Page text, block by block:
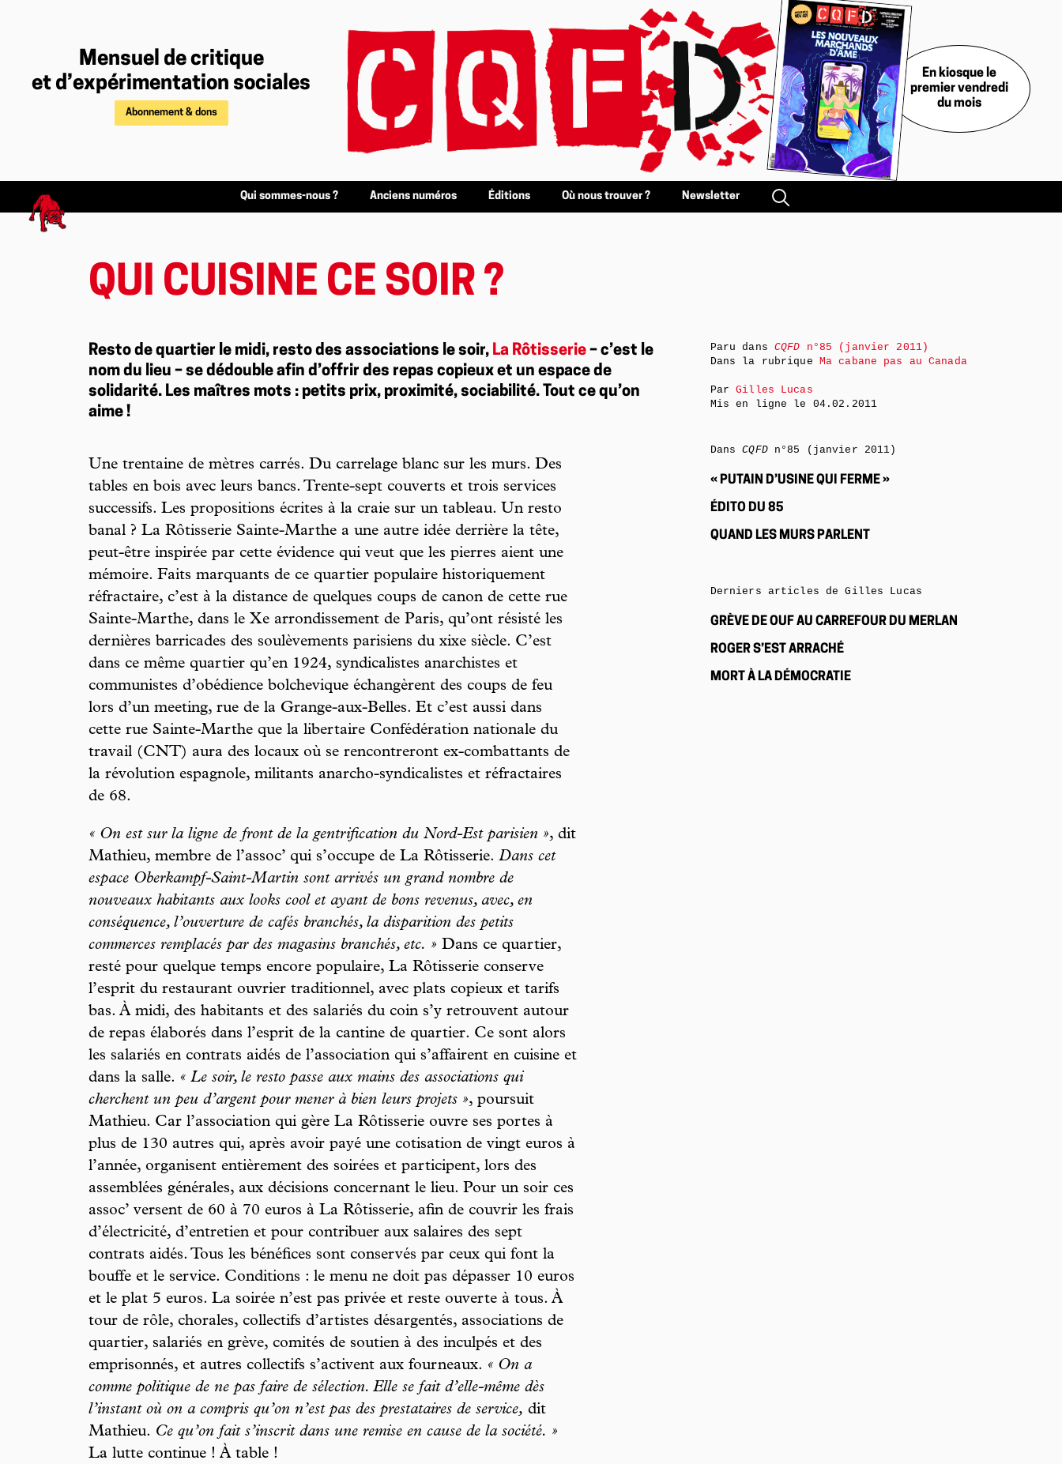
Mensuel de critique
et d’expérimentation sociales
Abonnement & dons
En kiosque le
premier vendredi
du mois
Qui sommes-nous ? Anciens numéros Éditions Où nous trouver ? Newsletter
QUI CUISINE CE SOIR ?
Resto de quartier le midi, resto des associations le soir, La Rôtisserie – c’est le
nom du lieu – se dédouble afin d’offrir des repas copieux et un espace de
solidarité. Les maîtres mots : petits prix, proximité, sociabilité. Tout ce qu’on
aime !
Une trentaine de mètres carrés. Du carrelage blanc sur les murs. Des
tables en bois avec leurs bancs. Trente-sept couverts et trois services
successifs. Les propositions écrites à la craie sur un tableau. Un resto
banal ? La Rôtisserie Sainte-Marthe a une autre idée derrière la tête,
peut-être inspirée par cette évidence qui veut que les pierres aient une
mémoire. Faits marquants de ce quartier populaire historiquement
réfractaire, c’est à la distance de quelques coups de canon de cette rue
Sainte-Marthe, dans le Xe arrondissement de Paris, qu’ont résisté les
dernières barricades des soulèvements parisiens du xixe siècle. C’est
dans ce même quartier qu’en 1924, syndicalistes anarchistes et
communistes d’obédience bolchevique échangèrent des coups de feu
lors d’un meeting, rue de la Grange-aux-Belles. Et c’est aussi dans
cette rue Sainte-Marthe que la libertaire Confédération nationale du
travail (CNT) aura des locaux où se rencontreront ex-combattants de
la révolution espagnole, militants anarcho-syndicalistes et réfractaires
de 68.
« On est sur la ligne de front de la gentrification du Nord-Est parisien », dit
Mathieu, membre de l’assoc’ qui s’occupe de La Rôtisserie. Dans cet
espace Oberkampf-Saint-Martin sont arrivés un grand nombre de
nouveaux habitants aux looks cool et ayant de bons revenus, avec, en
conséquence, l’ouverture de cafés branchés, la disparition des petits
commerces remplacés par des magasins branchés, etc. » Dans ce quartier,
resté pour quelque temps encore populaire, La Rôtisserie conserve
l’esprit du restaurant ouvrier traditionnel, avec plats copieux et tarifs
bas. À midi, des habitants et des salariés du coin s’y retrouvent autour
de repas élaborés dans l’esprit de la cantine de quartier. Ce sont alors
les salariés en contrats aidés de l’association qui s’affairent en cuisine et
dans la salle. « Le soir, le resto passe aux mains des associations qui
cherchent un peu d’argent pour mener à bien leurs projets », poursuit
Mathieu. Car l’association qui gère La Rôtisserie ouvre ses portes à
plus de 130 autres qui, après avoir payé une cotisation de vingt euros à
l’année, organisent entièrement des soirées et participent, lors des
assemblées générales, aux décisions concernant le lieu. Pour un soir ces
assoc’ versent de 60 à 70 euros à La Rôtisserie, afin de couvrir les frais
d’électricité, d’entretien et pour contribuer aux salaires des sept
contrats aidés. Tous les bénéfices sont conservés par ceux qui font la
bouffe et le service. Conditions : le menu ne doit pas dépasser 10 euros
et le plat 5 euros. La soirée n’est pas privée et reste ouverte à tous. À
tour de rôle, chorales, collectifs d’artistes désargentés, associations de
quartier, salariés en grève, comités de soutien à des inculpés et des
emprisonnés, et autres collectifs s’activent aux fourneaux. « On a
comme politique de ne pas faire de sélection. Elle se fait d’elle-même dès
l’instant où on a compris qu’on n’est pas des prestataires de service, dit
Mathieu. Ce qu’on fait s’inscrit dans une remise en cause de la société. »
La lutte continue ! À table !
Paru dans CQFD n°85 (janvier 2011)
Dans la rubrique Ma cabane pas au Canada
ParGilles Lucas
Mis en ligne le 04.02.2011
DansCQFDn°85 (janvier 2011)
« PUTAIN D’USINE QUI FERME »
ÉDITO DU 85
QUAND LES MURS PARLENT
Derniers articles de Gilles Lucas
GRÈVE DE OUF AU CARREFOUR DU MERLAN
ROGER S’EST ARRACHÉ
MORT À LA DÉMOCRATIE